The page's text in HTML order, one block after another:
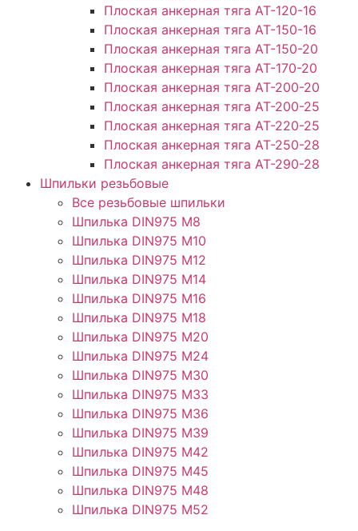
Плоская анкерная тяга АТ-120-16
Плоская анкерная тяга АТ-150-16
Плоская анкерная тяга АТ-150-20
Плоская анкерная тяга АТ-170-20
Плоская анкерная тяга АТ-200-20
Плоская анкерная тяга АТ-200-25
Плоская анкерная тяга АТ-220-25
Плоская анкерная тяга АТ-250-28
Плоская анкерная тяга АТ-290-28
Шпильки резьбовые
Все резьбовые шпильки
Шпилька DIN975 М8
Шпилька DIN975 М10
Шпилька DIN975 М12
Шпилька DIN975 М14
Шпилька DIN975 М16
Шпилька DIN975 М18
Шпилька DIN975 М20
Шпилька DIN975 М24
Шпилька DIN975 М30
Шпилька DIN975 М33
Шпилька DIN975 М36
Шпилька DIN975 М39
Шпилька DIN975 М42
Шпилька DIN975 М45
Шпилька DIN975 М48
Шпилька DIN975 М52